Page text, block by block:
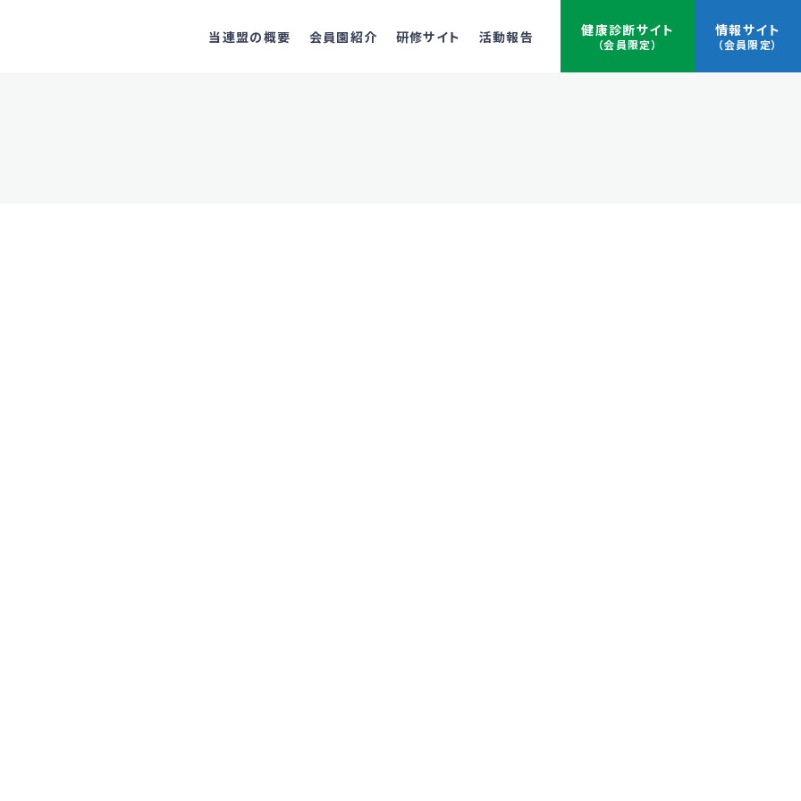
当連盟の概要 会員園紹介 研修サイト 活動報告 健康診断サイト
（会員限定）
情報サイト
（会員限定）